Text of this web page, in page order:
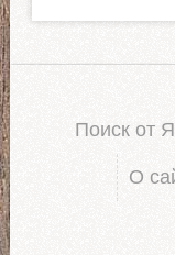
Поиск от
О